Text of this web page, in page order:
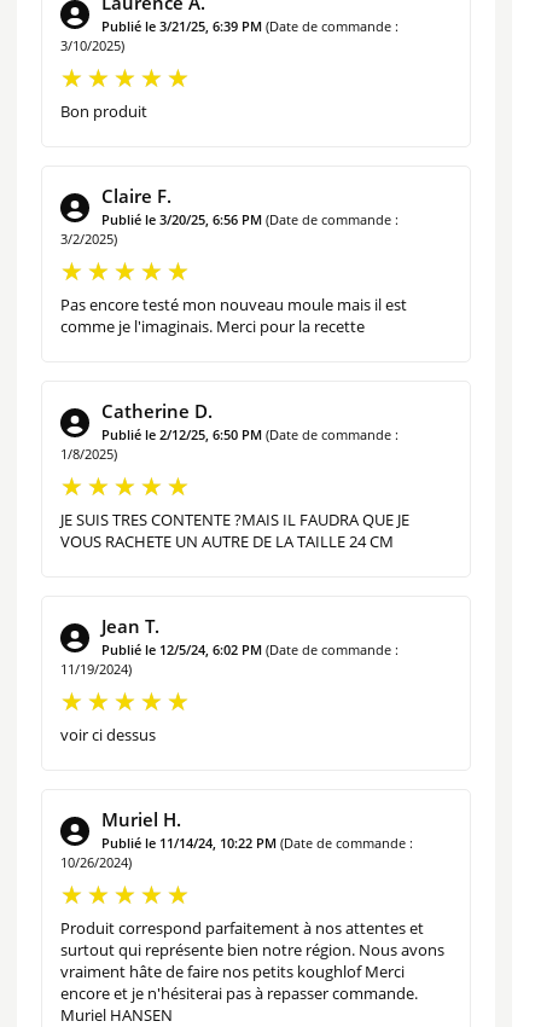
COMMENT UTILISER VOTRE MOULE À
KOUGLOF ?
Kouglof d’environ 450g.
Le moule à Kouglof en poterie de Soufflenheim
Moule à Kouglof uni vendu à l’unité. Fabriqué en Alsace.
Publié le 3/21/25, 6:39 PM (Date de commande :
3/10/2025)
Bon produit
Claire F.
Publié le 3/20/25, 6:56 PM (Date de commande :
3/2/2025)
Pas encore testé mon nouveau moule mais il est
comme je l'imaginais. Merci pour la recette
Catherine D.
Publié le 2/12/25, 6:50 PM (Date de commande :
1/8/2025)
JE SUIS TRES CONTENTE ?MAIS IL FAUDRA QUE JE
VOUS RACHETE UN AUTRE DE LA TAILLE 24 CM
Jean T.
Publié le 12/5/24, 6:02 PM (Date de commande :
11/19/2024)
voir ci dessus
Muriel H.
Publié le 11/14/24, 10:22 PM (Date de commande :
10/26/2024)
Produit correspond parfaitement à nos attentes et
surtout qui représente bien notre région. Nous avons
vraiment hâte de faire nos petits koughlof Merci
encore et je n'hésiterai pas à repasser commande.
Muriel HANSEN